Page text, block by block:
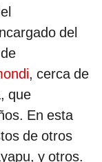
del
, cerca de
que
En esta
de otros
y otros.